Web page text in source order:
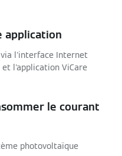
application
l'interface Internet
l'application ViCare
le courant
photovoltaïque